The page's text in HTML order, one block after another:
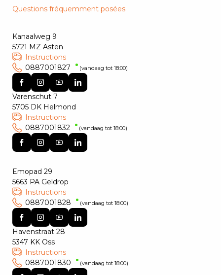
Questions fréquemment posées
Kanaalweg 9
5721 MZ Asten
Instructions
0887001827
(vandaag tot 18:00)
Varenschut 7
5705 DK Helmond
Instructions
0887001832
(vandaag tot 18:00)
Emopad 29
5663 PA Geldrop
Instructions
0887001828
(vandaag tot 18:00)
Havenstraat 28
5347 KK Oss
Instructions
0887001830
(vandaag tot 18:00)